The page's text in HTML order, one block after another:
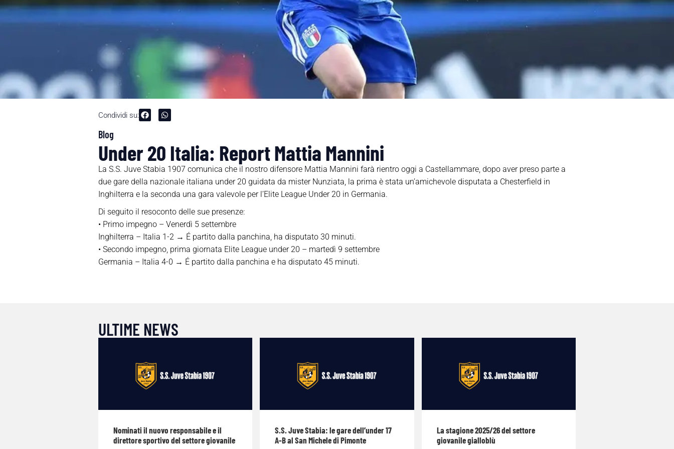
Condividi su:
Blog
Under 20 Italia: Report Mattia Mannini
La S.S. Juve Stabia 1907 comunica che il nostro difensore Mattia Mannini farà rientro oggi a Castellammare, dopo aver preso parte a
due gare della nazionale italiana under 20 guidata da mister Nunziata, la prima è stata un’amichevole disputata a Chesterfield in
Inghilterra e la seconda una gara valevole per l’Elite League Under 20 in Germania.
Di seguito il resoconto delle sue presenze:
• Primo impegno – Venerdì 5 settembre
Inghilterra – Italia 1-2 → É partito dalla panchina, ha disputato 30 minuti.
• Secondo impegno, prima giornata Elite League under 20 – martedì 9 settembre
Germania – Italia 4-0 → É partito dalla panchina e ha disputato 45 minuti.
ULTIME NEWS
Nominati il nuovo responsabile e il
direttore sportivo del settore giovanile
S.S. Juve Stabia: le gare dell’under 17
A-B al San Michele di Pimonte
La stagione 2025/26 del settore
giovanile gialloblù